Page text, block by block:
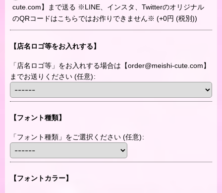
cute.com】まで送る ※LINE、インスタ、Twitterのオリジナル
のQRコードはこちらではお作りできません※ (+0円 (税別))
【店名ロゴ等をお入れする】
「店名ロゴ等」をお入れする場合は【order@meishi-cute.com】
までお送りください (任意):
【フォント種類】
「フォント種類」をご選択ください (任意):
【フォントカラー】